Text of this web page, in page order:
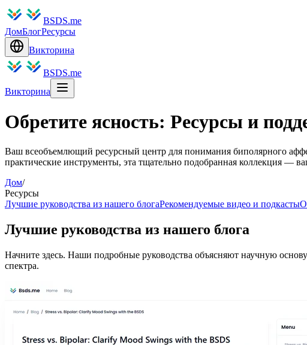
BSDS.me
ДомБлогРесурсы
Викторина
BSDS.me
Викторина
Обретите ясность: Ресурсы и
Ваш всеобъемлющий ресурсный центр для понимания биполярного
практические инструменты, эта тщательно подобранная коллекция —
Дом/
Ресурсы
Лучшие руководства из нашего блогаРекомендуемые видео и подкасты
Лучшие руководства из нашего блога
Начните здесь. Наши подробные руководства объясняют научную
спектра.